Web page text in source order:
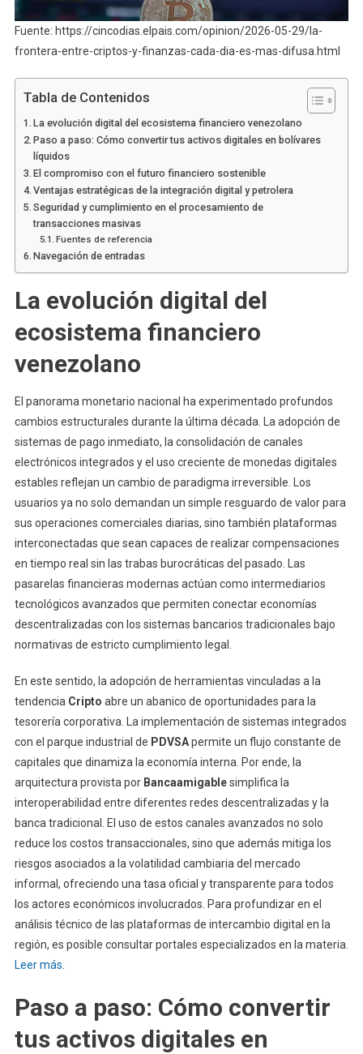
Fuente: https://cincodias.elpais.com/opinion/2026-05-29/la-
frontera-entre-criptos-y-finanzas-cada-dia-es-mas-difusa.html
Tabla de Contenidos
La evolución digital del ecosistema financiero venezolano
Paso a paso: Cómo convertir tus activos digitales en bolívares
líquidos
El compromiso con el futuro financiero sostenible
Ventajas estratégicas de la integración digital y petrolera
Seguridad y cumplimiento en el procesamiento de
transacciones masivas
Fuentes de referencia
Navegación de entradas
La evolución digital del
ecosistema financiero
venezolano
El panorama monetario nacional ha experimentado profundos
cambios estructurales durante la última década. La adopción de
sistemas de pago inmediato, la consolidación de canales
electrónicos integrados y el uso creciente de monedas digitales
estables reflejan un cambio de paradigma irreversible. Los
usuarios ya no solo demandan un simple resguardo de valor para
sus operaciones comerciales diarias, sino también plataformas
interconectadas que sean capaces de realizar compensaciones
en tiempo real sin las trabas burocráticas del pasado. Las
pasarelas financieras modernas actúan como intermediarios
tecnológicos avanzados que permiten conectar economías
descentralizadas con los sistemas bancarios tradicionales bajo
normativas de estricto cumplimiento legal.
En este sentido, la adopción de herramientas vinculadas a la
tendencia Cripto abre un abanico de oportunidades para la
tesorería corporativa. La implementación de sistemas integrados
con el parque industrial de PDVSApermite un flujo constante de
capitales que dinamiza la economía interna. Por ende, la
arquitectura provista por Bancaamigablesimplifica la
interoperabilidad entre diferentes redes descentralizadas y la
banca tradicional. El uso de estos canales avanzados no solo
reduce los costos transaccionales, sino que además mitiga los
riesgos asociados a la volatilidad cambiaria del mercado
informal, ofreciendo una tasa oficial y transparente para todos
los actores económicos involucrados. Para profundizar en el
análisis técnico de las plataformas de intercambio digital en la
región, es posible consultar portales especializados en la materia.
Leer más
Paso a paso: Cómo convertir
tus activos digitales en